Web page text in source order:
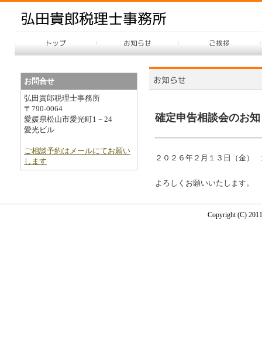
確定申告相談会のお
２０２６年２月１３日（金）
よろしくお願いいたします。
お問合せ
弘田貴郎税理士事務所
〒790-0064
愛媛県松山市愛光町1－24
愛光ビル
ご相談予約はメールにてお願い
します
Copyright (C)